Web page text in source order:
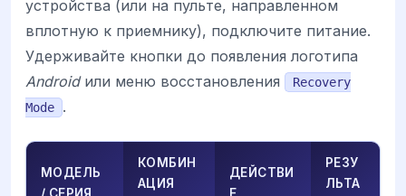
устройства (или на пульте, направленном
вплотную к приемнику), подключите питание.
Удерживайте кнопки до появления логотипа
Androidили меню восстановления
Recovery
Mode
.
МОДЕЛЬ
/ СЕРИЯ
КОМБИН
АЦИЯ
ДЕЙСТВИ
Е
РЕЗУ
ЛЬТА